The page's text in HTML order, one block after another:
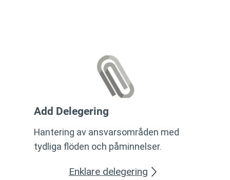
Add Delegering
Hantering av ansvarsområden med
tydliga flöden och påminnelser.
Enklare delegering